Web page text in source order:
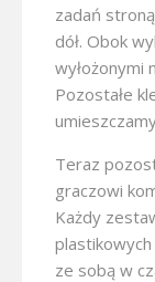
zadań
dół. Obok
wyłożonymi
Pozostałe
Teraz
graczowi
Każdy
ze sobą w